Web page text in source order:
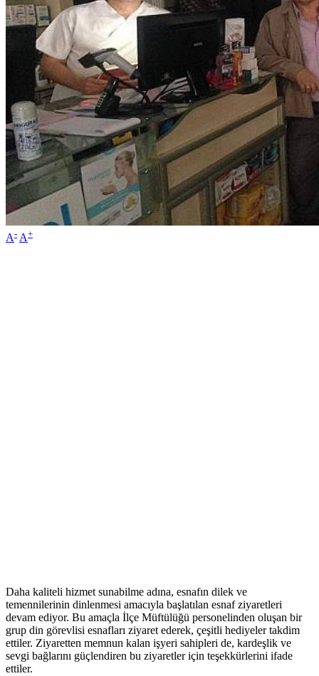
A- A+
Daha kaliteli hizmet sunabilme adına, esnafın dilek ve
temennilerinin dinlenmesi amacıyla başlatılan esnaf ziyaretleri
devam ediyor. Bu amaçla İlçe Müftülüğü personelinden oluşan bir
grup din görevlisi esnafları ziyaret ederek, çeşitli hediyeler takdim
ettiler. Ziyaretten memnun kalan işyeri sahipleri de, kardeşlik ve
sevgi bağlarını güçlendiren bu ziyaretler için teşekkürlerini ifade
ettiler.